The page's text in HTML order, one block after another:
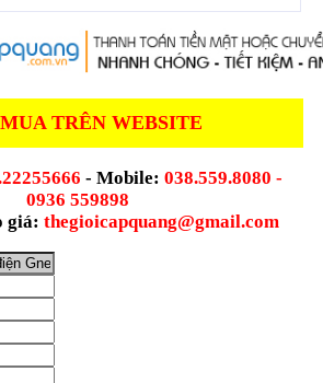
TRÊN WEBSITE
- Mobile: 038.559.8080 -
0936 559898
giá: thegioicapquang@gmail.com